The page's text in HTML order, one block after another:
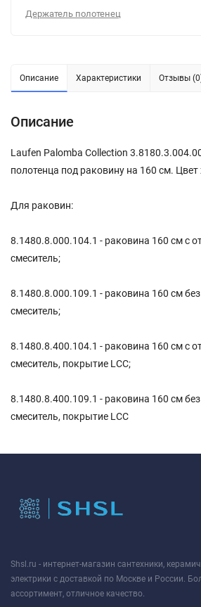
Держатель полотенец
Описание Характеристики Отзывы
Описание
Laufen Palomba Collection
полотенца под раковину на 160 см. Цвет
Для раковин:
8.1480.8.000.104.1 - раковина 160 см с
смеситель;
8.1480.8.000.109.1 - раковина 160 см
смеситель;
8.1480.8.400.104.1 - раковина 160 см с
смеситель, покрытие LCC;
8.1480.8.400.109.1 - раковина 160 см
смеситель, покрытие LCC
Shsl.ru - интернет-магазин сантехники,
электрики с доставкой по Москве и России.
ассортимент, отличное качество.